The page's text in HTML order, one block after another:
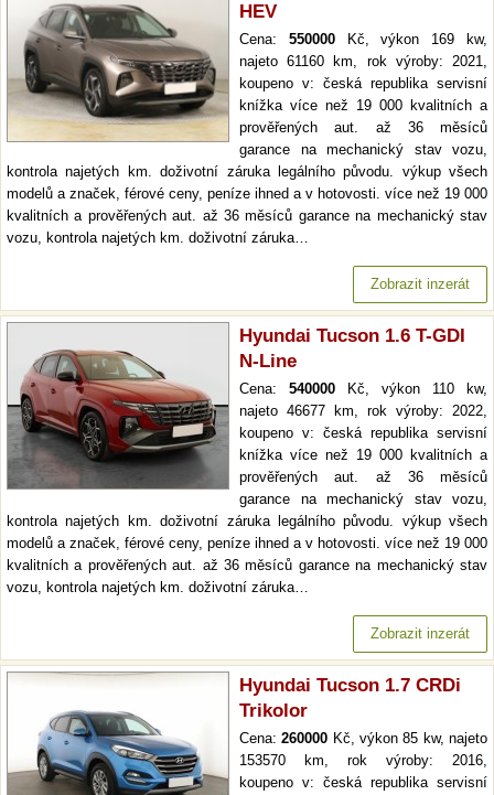
HEV
Cena: 550000Kč, výkon 169 kw,
najeto 61160 km, rok výroby: 2021,
koupeno v: česká republika servisní
knížka více než 19 000 kvalitních a
prověřených aut. až 36 měsíců
garance na mechanický stav vozu,
kontrola najetých km. doživotní záruka legálního původu. výkup všech
modelů a značek, férové ceny, peníze ihned a v hotovosti. více než 19 000
kvalitních a prověřených aut. až 36 měsíců garance na mechanický stav
vozu, kontrola najetých km. doživotní záruka…
Zobrazit inzerát
Hyundai Tucson 1.6 T-GDI
N-Line
Cena: 540000 Kč, výkon 110 kw,
najeto 46677 km, rok výroby: 2022,
koupeno v: česká republika servisní
knížka více než 19 000 kvalitních a
prověřených aut. až 36 měsíců
garance na mechanický stav vozu,
kontrola najetých km. doživotní záruka legálního původu. výkup všech
modelů a značek, férové ceny, peníze ihned a v hotovosti. více než 19 000
kvalitních a prověřených aut. až 36 měsíců garance na mechanický stav
vozu, kontrola najetých km. doživotní záruka…
Zobrazit inzerát
Hyundai Tucson 1.7 CRDi
Trikolor
Cena:260000 Kč, výkon 85 kw, najeto
153570 km, rok výroby: 2016,
koupeno v: česká republika servisní